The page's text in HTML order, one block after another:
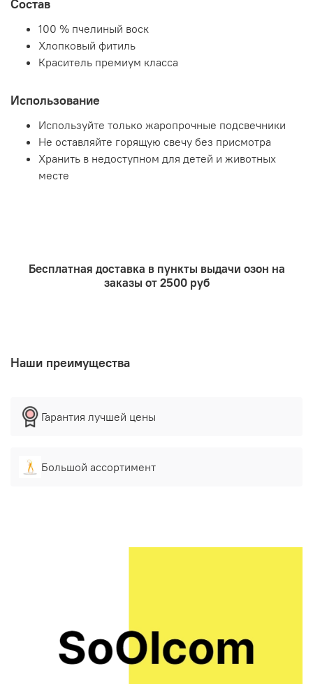
Состав
100 % пчелиный воск
Хлопковый фитиль
Краситель премиум класса
Использование
Используйте только жаропрочные подсвечники
Не оставляйте горящую свечу без присмотра
Хранить в недоступном для детей и животных
месте
Бесплатная доставка в пункты выдачи озон на
заказы от 2500 руб
Наши преимущества
Гарантия лучшей цены
Большой ассортимент